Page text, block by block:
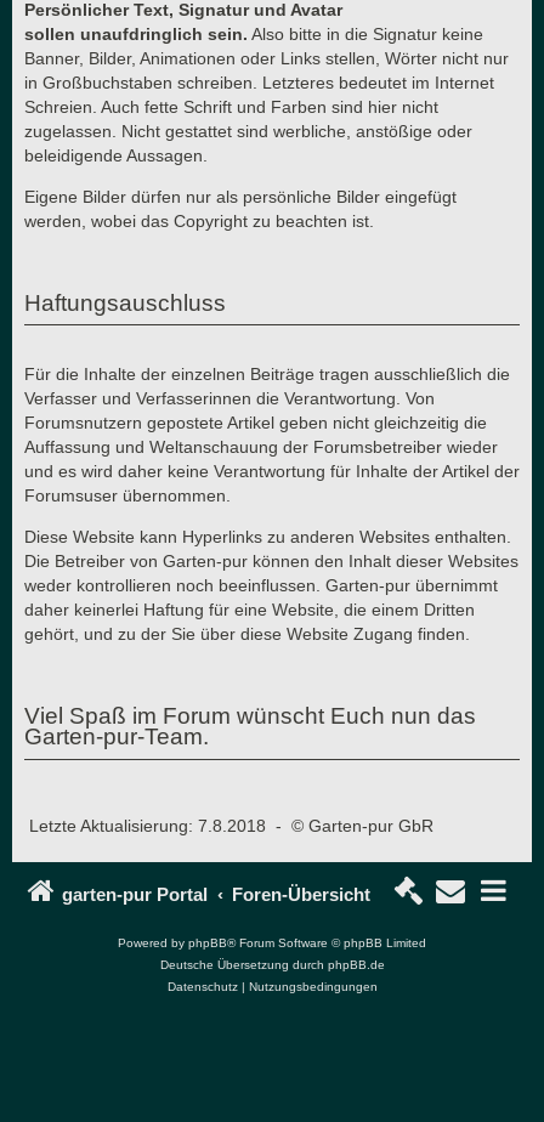
Persönlicher Text, Signatur und Avatar
sollen unaufdringlich sein. Also bitte in die Signatur keine
Banner, Bilder, Animationen oder Links stellen, Wörter nicht nur
in Großbuchstaben schreiben. Letzteres bedeutet im Internet
Schreien. Auch fette Schrift und Farben sind hier nicht
zugelassen. Nicht gestattet sind werbliche, anstößige oder
beleidigende Aussagen.
Eigene Bilder dürfen nur als persönliche Bilder eingefügt
werden, wobei das Copyright zu beachten ist.
Haftungsauschluss
Für die Inhalte der einzelnen Beiträge tragen ausschließlich die
Verfasser und Verfasserinnen die Verantwortung. Von
Forumsnutzern gepostete Artikel geben nicht gleichzeitig die
Auffassung und Weltanschauung der Forumsbetreiber wieder
und es wird daher keine Verantwortung für Inhalte der Artikel der
Forumsuser übernommen.
Diese Website kann Hyperlinks zu anderen Websites enthalten.
Die Betreiber von Garten-pur können den Inhalt dieser Websites
weder kontrollieren noch beeinflussen. Garten-pur übernimmt
daher keinerlei Haftung für eine Website, die einem Dritten
gehört, und zu der Sie über diese Website Zugang finden.
Viel Spaß im Forum wünscht Euch nun das
Garten-pur-Team.
Letzte Aktualisierung: 7.8.2018 - © Garten-pur GbR
garten-pur Portal Foren-Übersicht
Powered by phpBB® Forum Software © phpBB Limited
Deutsche Übersetzung durch phpBB.de
Datenschutz| Nutzungsbedingungen